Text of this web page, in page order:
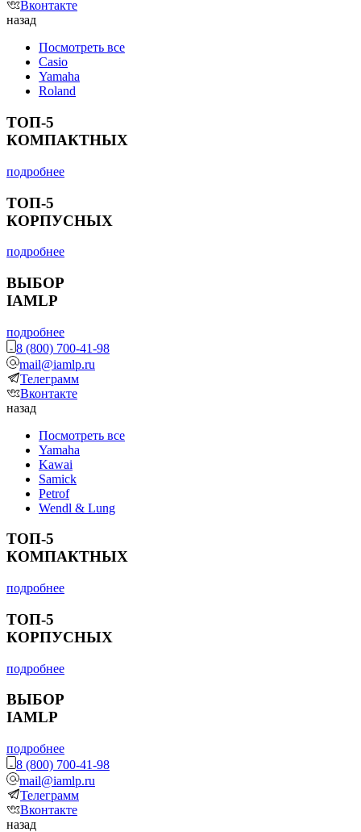
Вконтакте
назад
Посмотреть все
Casio
Yamaha
Roland
ТОП-5
КОМПАКТНЫХ
подробнее
ТОП-5
КОРПУСНЫХ
подробнее
ВЫБОР
IAMLP
подробнее
8 (800) 700-41-98
mail@iamlp.ru
Телеграмм
Вконтакте
назад
Посмотреть все
Yamaha
Kawai
Samick
Petrof
Wendl & Lung
ТОП-5
КОМПАКТНЫХ
подробнее
ТОП-5
КОРПУСНЫХ
подробнее
ВЫБОР
IAMLP
подробнее
8 (800) 700-41-98
mail@iamlp.ru
Телеграмм
Вконтакте
назад